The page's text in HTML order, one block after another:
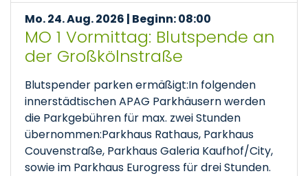
Mo. 24. Aug. 2026 | Beginn: 08:00
MO 1 Vormittag: Blutspende an
der Großkölnstraße
Blutspender parken ermäßigt:In folgenden
innerstädtischen APAG Parkhäusern werden
die Parkgebühren für max. zwei Stunden
übernommen:Parkhaus Rathaus, Parkhaus
Couvenstraße, Parkhaus Galeria Kaufhof/City,
sowie im Parkhaus Eurogress für drei Stunden.